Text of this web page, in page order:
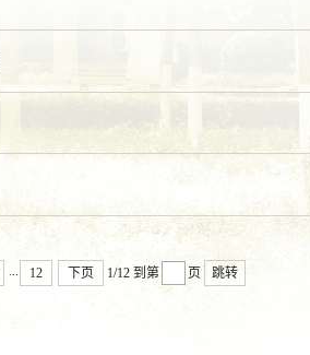
... 12 下页 1/12 到第 页 跳转